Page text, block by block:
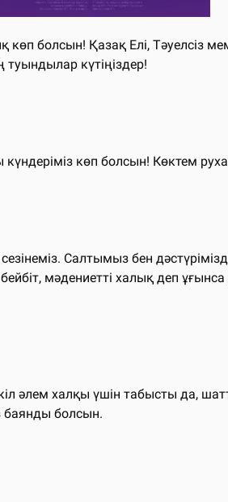
болсын! Қазақ Елі, Тәуелсіз
күтіңіздер!
көп болсын! Көктем
Салтымыз бен
мәдениетті халық деп
халқы үшін табысты да,
баянды болсын.